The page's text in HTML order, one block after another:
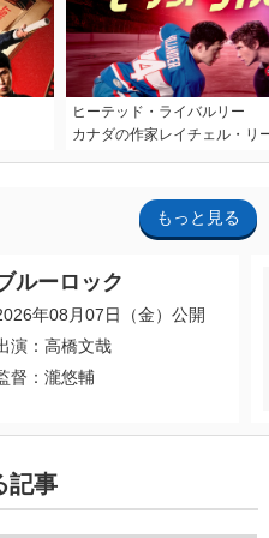
ヒーテッド・ライバルリー
カナダの作家レイチェル・リ
もっと見る
ルーロック
年08月07日（金）公開
演：高橋文哉
督：瀧悠輔
記事